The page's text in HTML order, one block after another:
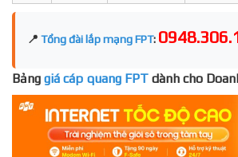
📍 Tổng đài lắp mạng FPT:
Bảng giá cáp quang FPT dành cho